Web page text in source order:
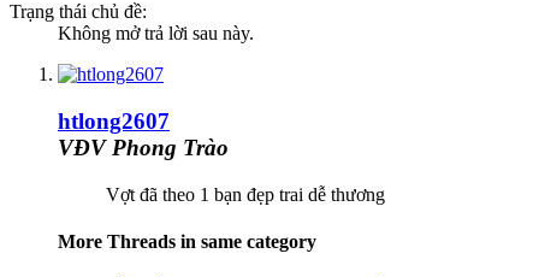
Trạng thái chủ đề:
Không mở trả lời sau này.
htlong2607
VĐV Phong Trào
Vợt đã theo 1 bạn đẹp trai dễ thương
More Threads in same category